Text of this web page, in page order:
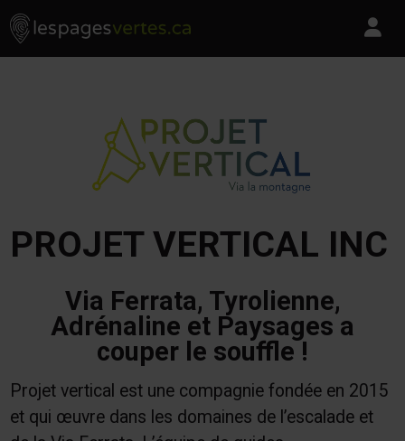
Skip to content
Les Pages Vertes - Go to homepage
PROJET VERTICAL INC
Via Ferrata, Tyrolienne,
Adrénaline et Paysages a
couper le souffle !
Projet vertical est une compagnie fondée en 2015
et qui œuvre dans les domaines de l’escalade et